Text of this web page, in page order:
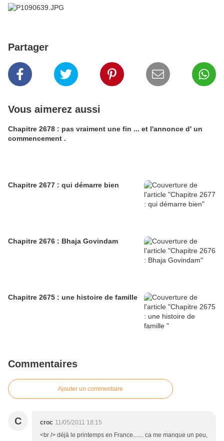
Partager
Vous aimerez aussi
Chapitre 2678 : pas vraiment une fin ... et l'annonce d' un
commencement .
Chapitre 2677 : qui démarre bien
Chapitre 2676 : Bhaja Govindam
Chapitre 2675 : une histoire de famille
Commentaires
Ajouter un commentaire
C croc 11/05/2011 18:15
<br /> déjà le printemps en France....... ca me manque un peu,